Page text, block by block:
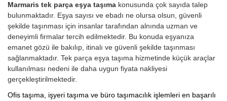
Marmaris tek parça eşya taşıma konusunda çok sayıda talep
bulunmaktadır. Eşya sayısı ve ebadı ne olursa olsun, güvenli
şekilde taşınması için insanlar tarafından alnında uzman ve
deneyimli firmalar tercih edilmektedir. Bu konuda eşyanıza
emanet gözü ile bakılıp, itinalı ve güvenli şekilde taşınması
sağlanmaktadır. Tek parça eşya taşıma hizmetinde küçük araçlar
kullanılması nedeni ile daha uygun fiyata nakliyesi
gerçekleştirilmektedir.
Ofis taşıma, işyeri taşıma ve büro taşımacılık işlemleri en başarılı